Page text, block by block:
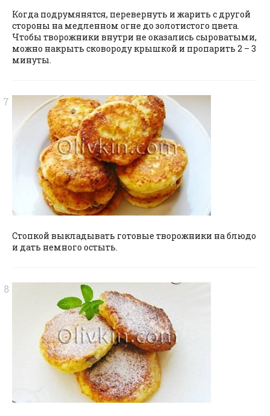
Когда подрумянятся, перевернуть и жарить с другой
стороны на медленном огне до золотистого цвета.
Чтобы творожники внутри не оказались сыроватыми,
можно накрыть сковороду крышкой и пропарить 2 – 3
минуты.
Стопкой выкладывать готовые творожники на блюдо
и дать немного остыть.